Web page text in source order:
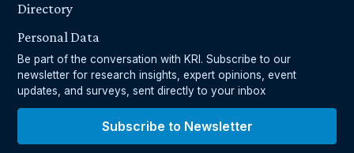
Directory
Personal Data
Be part of the conversation with KRI. Subscribe to our
newsletter for research insights, expert opinions, event
updates, and surveys, sent directly to your inbox
Subscribe to Newsletter